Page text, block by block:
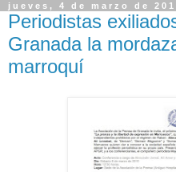
jueves, 4 de marzo de
Periodistas
Granada la
marroquí